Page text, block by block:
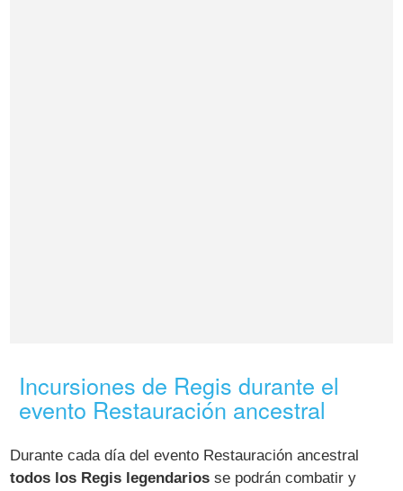
Incursiones de Regis durante el
evento Restauración ancestral
Durante cada día del evento Restauración ancestral
todos los Regis legendarios se podrán combatir y